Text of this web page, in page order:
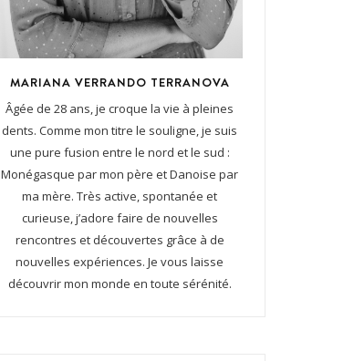
MARIANA VERRANDO TERRANOVA
Âgée de 28 ans, je croque la vie à pleines
dents. Comme mon titre le souligne, je suis
une pure fusion entre le nord et le sud :
Monégasque par mon père et Danoise par
ma mère. Très active, spontanée et
curieuse, j’adore faire de nouvelles
rencontres et découvertes grâce à de
nouvelles expériences. Je vous laisse
découvrir mon monde en toute sérénité.